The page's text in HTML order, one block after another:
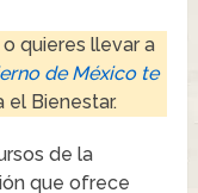
quieres llevar a
de México te
el Bienestar.
de la
que ofrece